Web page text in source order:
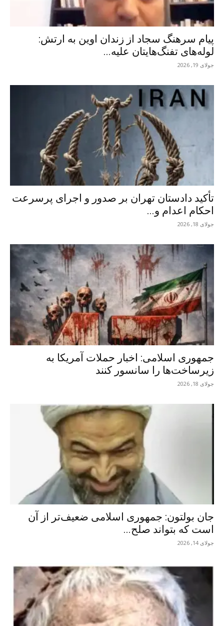
پیام سرهنگ سجاد از زندان اوین به ارتش:
لوله‌های تفنگ‌هایتان علیه...
جولای 19, 2026
تأکید دادستان تهران بر صدور و اجرای پرسرعت
احکام اعدام و...
جولای 18, 2026
جمهوری اسلامی: اخبار حملات آمریکا به
زیرساخت‌ها را سانسور کنند
جولای 18, 2026
جان بولتون: جمهوری اسلامی ضعیف‌تر از آن
است که بتواند صلح...
جولای 14, 2026